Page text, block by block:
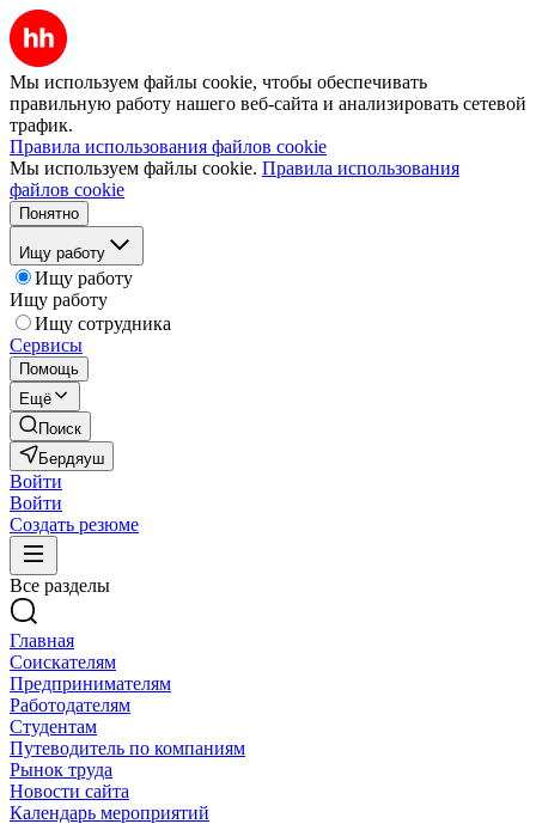
Мы используем файлы cookie, чтобы обеспечивать
правильную работу нашего веб-сайта и анализировать сетевой
трафик.
Правила использования файлов cookie
Мы используем файлы cookie. Правила использования
файлов cookie
Понятно
Ищу работу
Ищу работу
Ищу работу
Ищу сотрудника
Сервисы
Помощь
Ещё
Поиск
Бердяуш
Войти
Войти
Создать резюме
Все разделы
Главная
Соискателям
Предпринимателям
Работодателям
Студентам
Путеводитель по компаниям
Рынок труда
Новости сайта
Календарь мероприятий